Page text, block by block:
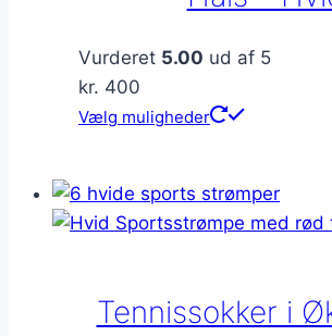
varesiden
Vurderet 5.00 ud af 5
kr. 400
Vælg muligheder
Dette
flere
varianter.
vælges
Tennissokker i